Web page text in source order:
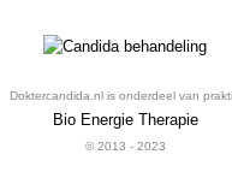
Doktercandida.nl is onderdeel van
Bio Energie Therapie
© 2013 - 2023